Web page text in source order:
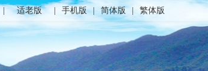
适老版 手机版 简体版 繁体版